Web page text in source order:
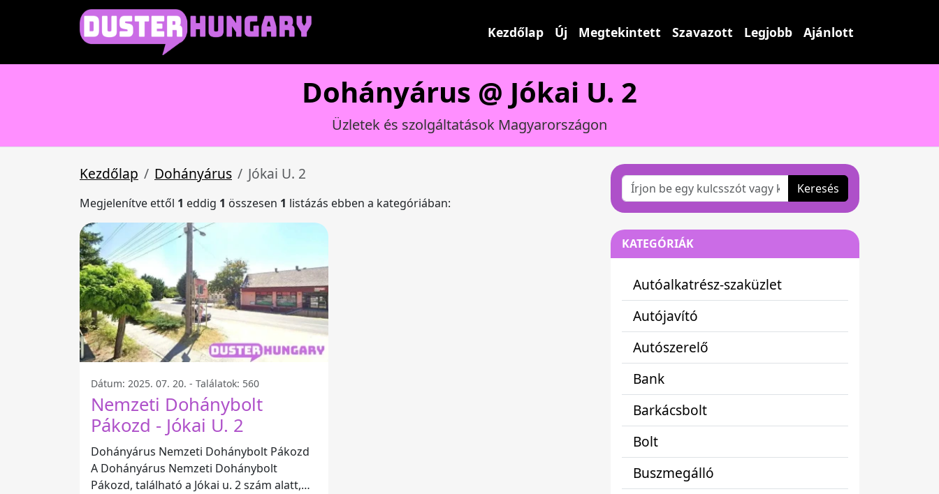
Kezdőlap Új Megtekintett Szavazott Legjobb Ajánlott
Dohányárus @ Jókai U. 2
Üzletek és szolgáltatások Magyarországon
Kezdőlap Dohányárus Jókai U. 2
Megjelenítve ettől 1 eddig 1 összesen 1 listázás ebben a kategóriában:
Dátum: 2025. 07. 20. - Találatok: 560
Nemzeti Dohánybolt
Pákozd - Jókai U. 2
Dohányárus Nemzeti Dohánybolt Pákozd
A Dohányárus Nemzeti Dohánybolt
Pákozd, található a Jókai u. 2 szám alatt,
Keresés
KATEGÓRIÁK
Autóalkatrész-szaküzlet
Autójavító
Autószerelő
Bank
Barkácsbolt
Bolt
Buszmegálló